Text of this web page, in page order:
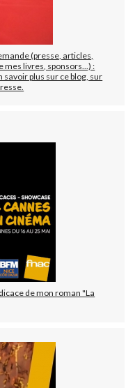
(presse, articles,
livres, sponsors...) :
plus sur ce blog, sur
de mon roman "La